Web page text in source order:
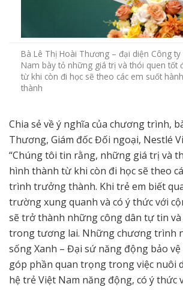
Bà Lê Thị Hoài Thương – đại diện Công ty
Nam bày tỏ những giá trị và thói quen tốt
từ khi còn đi học sẽ theo các em suốt
thành
Chia sẻ về ý nghĩa của chương trình,
Thương, Giám đốc Đối ngoại, Nestlé
“Chúng tôi tin rằng, những giá trị và
hình thành từ khi còn đi học sẽ theo
trình trưởng thành. Khi trẻ em biết
trường xung quanh và có ý thức với
sẽ trở thành những công dân tự tin và
trong tương lai. Những chương trình
sống Xanh – Đại sứ năng động bảo
góp phần quan trọng trong việc nuôi
hệ trẻ Việt Nam năng động, có ý thức